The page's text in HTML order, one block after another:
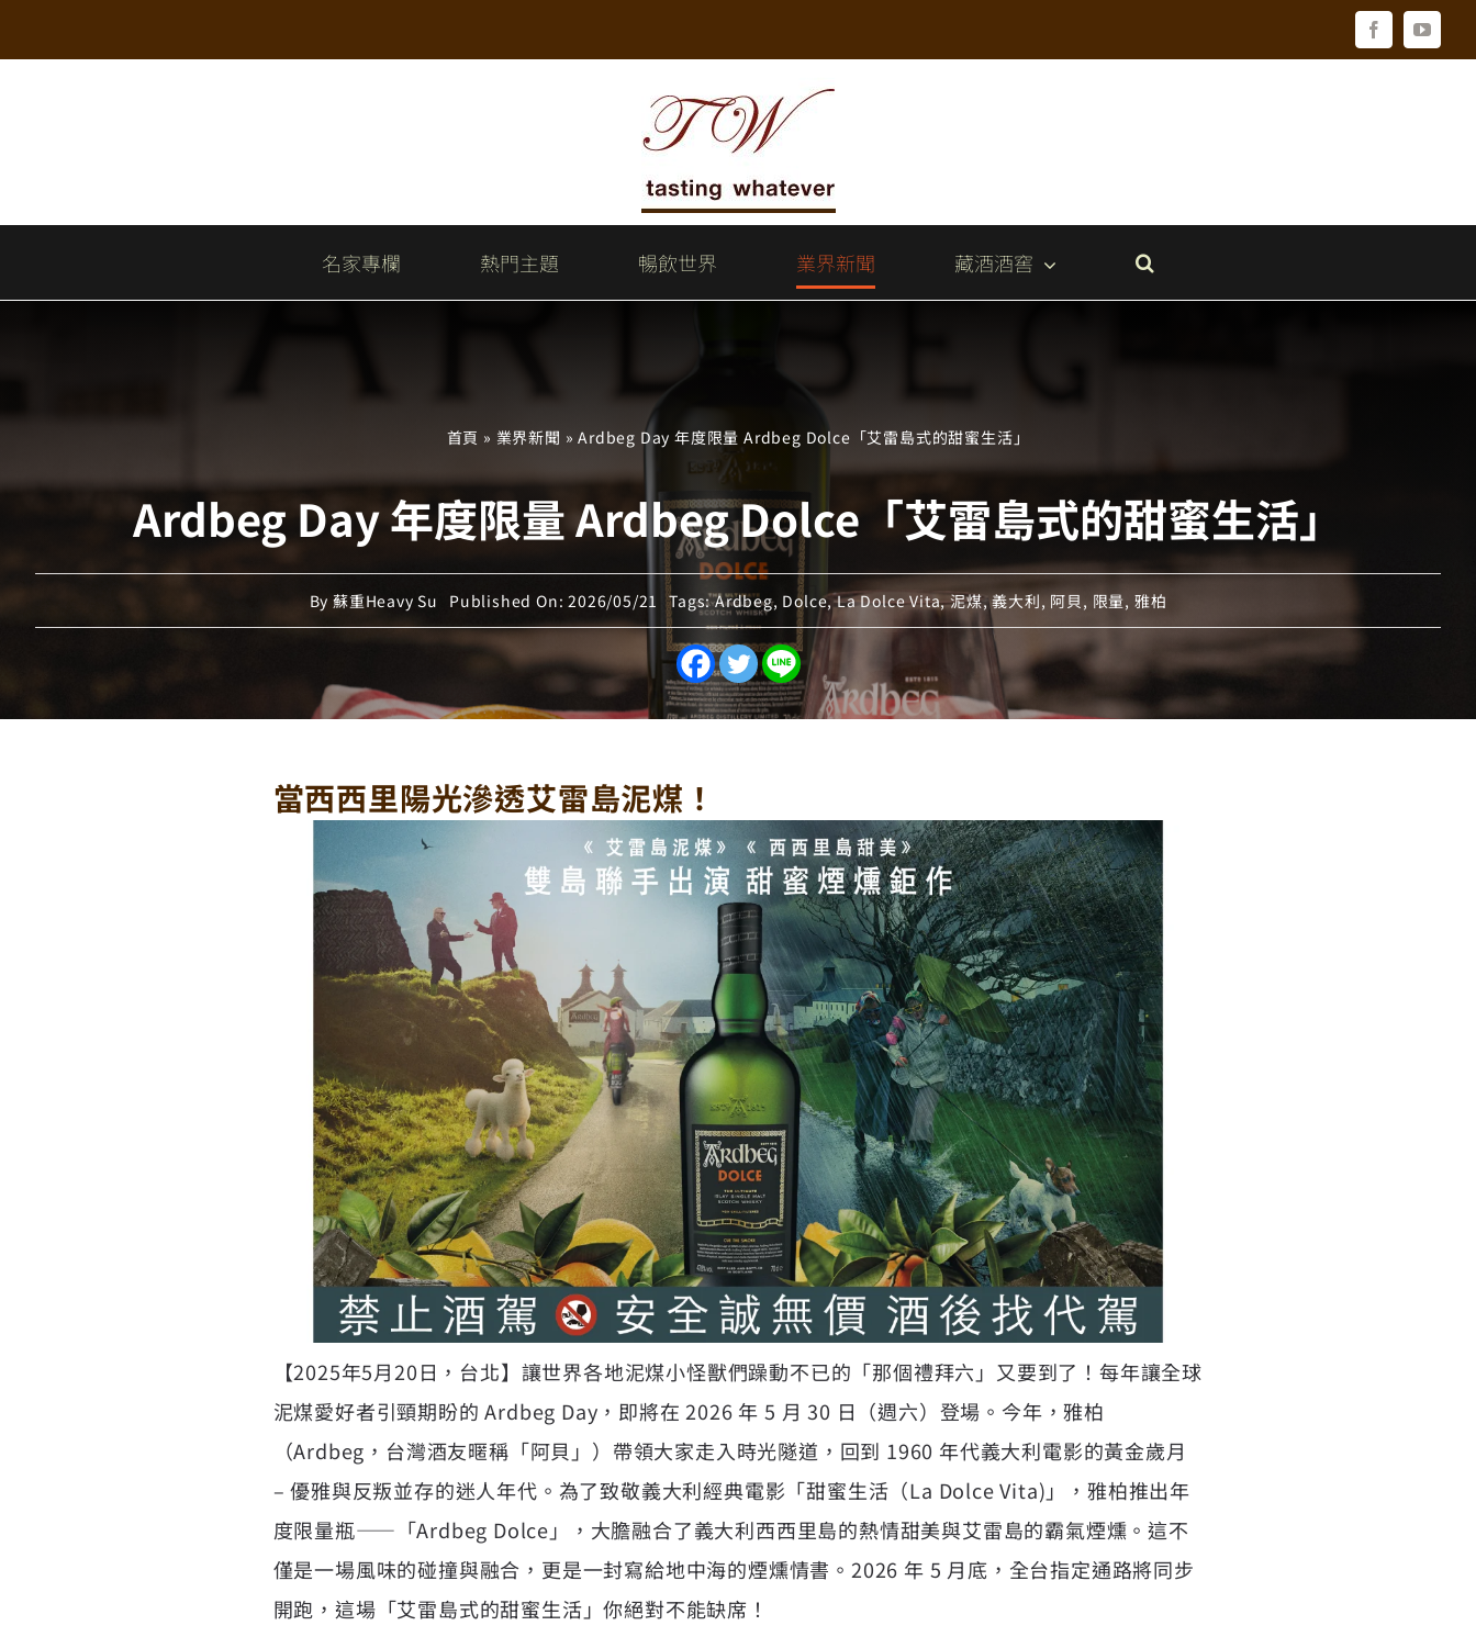
to
Facebook
名家專欄 熱門主題 暢飲世界 業界新聞 藏酒酒窖
首頁 » 業界新聞 »Ardbeg Day 年度限量 Ardbeg Dolce「艾雷島式的甜蜜生活」
Ardbeg Day 年度限量 Ardbeg Dolce「艾雷島式的甜蜜生活」
By蘇重Heavy Su Published On: 2026/05/21 Tags:Ardbeg, Dolce,La Dolce Vita,泥煤,義大利, 阿貝, 限量, 雅柏
當西西里陽光滲透艾雷島泥煤！
【2025年5月20日，台北】讓世界各地泥煤小怪獸們躁動不已的「那個禮拜六」又要到了！每年讓全球
泥煤愛好者引頸期盼的 Ardbeg Day，即將在 2026 年 5 月 30 日（週六）登場。今年，雅柏
（Ardbeg ，台灣酒友暱稱「阿貝」）帶領大家走入時光隧道，回到 1960 年代義大利電影的黃金歲月
– 優雅與反叛並存的迷人年代。為了致敬義大利經典電影「甜蜜生活（La Dolce Vita)」，雅柏推出年
度限量瓶——「Ardbeg Dolce」，大膽融合了義大利西西里島的熱情甜美與艾雷島的霸氣煙燻。這不
僅是一場風味的碰撞與融合，更是一封寫給地中海的煙燻情書。2026 年 5 月底，全台指定通路將同步
開跑，這場「艾雷島式的甜蜜生活」你絕對不能缺席！